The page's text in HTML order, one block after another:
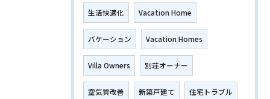
生活快適化 Vacation Home
バケーション Vacation Homes
Villa Owners 別荘オーナー
空気質改善 新築戸建て 住宅トラブル